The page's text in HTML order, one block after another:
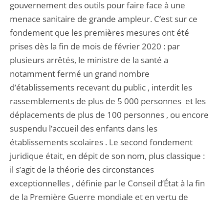
gouvernement des outils pour faire face à une
menace sanitaire de grande ampleur. C’est sur ce
fondement que les premières mesures ont été
prises dès la fin de mois de février 2020 : par
plusieurs arrêtés, le ministre de la santé a
notamment fermé un grand nombre
d’établissements recevant du public , interdit les
rassemblements de plus de 5 000 personnes et les
déplacements de plus de 100 personnes , ou encore
suspendu l’accueil des enfants dans les
établissements scolaires . Le second fondement
juridique était, en dépit de son nom, plus classique :
il s’agit de la théorie des circonstances
exceptionnelles , définie par le Conseil d’État à la fin
de la Première Guerre mondiale et en vertu de